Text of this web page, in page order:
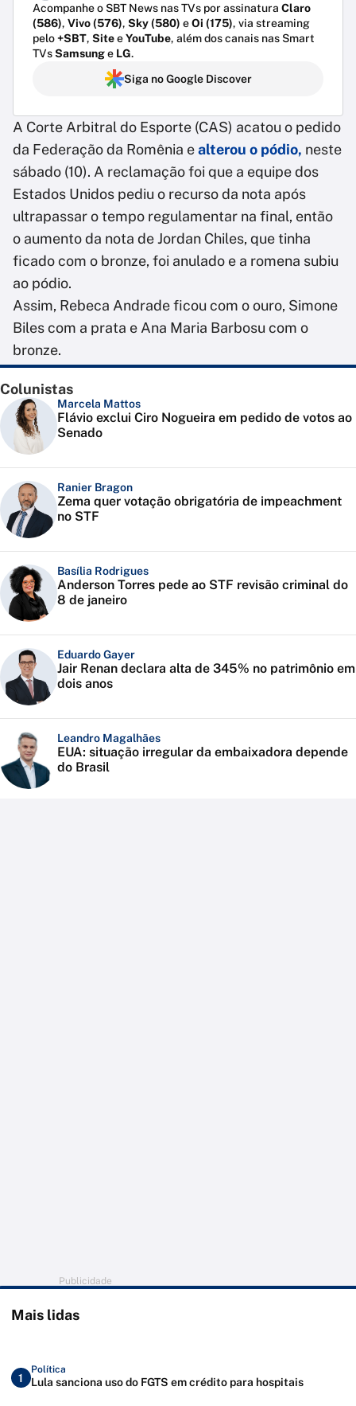
Acompanhe o SBT News nas TVs por assinatura Claro
(586), Vivo (576), Sky (580) eOi (175), via streaming
pelo+SBT, SiteeYouTube, além dos canais nas Smart
TVsSamsunge LG.
Siga no Google Discover
A Corte Arbitral do Esporte (CAS) acatou o pedido
da Federação da Romênia ealterou o pódio, neste
sábado (10). A reclamação foi que a equipe dos
Estados Unidos pediu o recurso da nota após
ultrapassar o tempo regulamentar na final, então
o aumento da nota de Jordan Chiles, que tinha
ficado com o bronze, foi anulado e a romena subiu
ao pódio.
Assim, Rebeca Andrade ficou com o ouro, Simone
Biles com a prata e Ana Maria Barbosu com o
bronze.
Colunistas
Marcela Mattos
Flávio exclui Ciro Nogueira em pedido de votos ao
Senado
Ranier Bragon
Zema quer votação obrigatória de impeachment
no STF
Basília Rodrigues
Anderson Torres pede ao STF revisão criminal do
8 de janeiro
Eduardo Gayer
Jair Renan declara alta de 345% no patrimônio em
dois anos
Leandro Magalhães
EUA: situação irregular da embaixadora depende
do Brasil
Publicidade
Mais lidas
1
Política
Lula sanciona uso do FGTS em crédito para hospitais